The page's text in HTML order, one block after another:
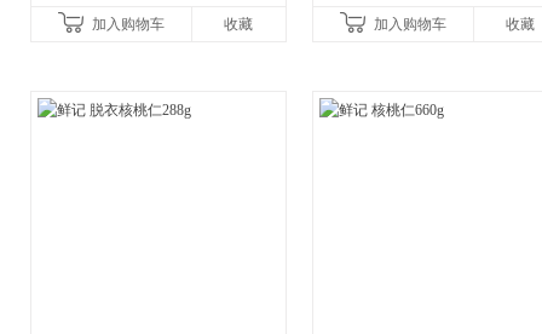
加入购物车 收藏 加入购物车 收藏